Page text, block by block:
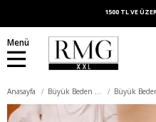
1500 TL VE
Menü
Anasayfa Büyük Beden Alt Giyim